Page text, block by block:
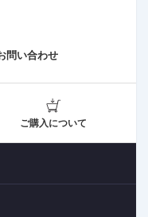
問い合わせ
ご購入について